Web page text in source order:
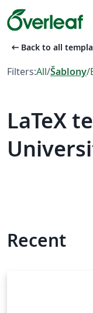
arrow_left_alt Back to all
Filters:All/Šablony/
LaTeX
Recent